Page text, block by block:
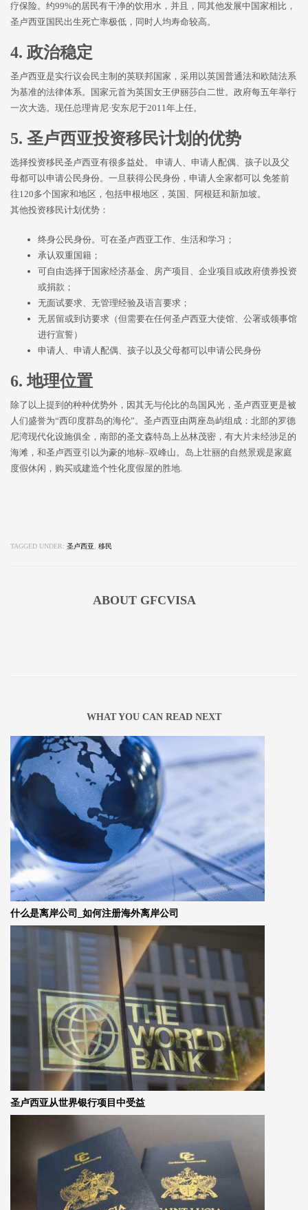
疗保险。约99%的居民有干净的饮用水，并且，同其他发展中国家相比，
圣卢西亚国民出生死亡率极低，同时人均寿命较高。
4. 政治稳定
圣卢西亚是实行议会民主制的英联邦国家，采用以英国普通法和欧陆法系
为基准的法律体系。国家元首为英国女王伊丽莎白二世。政府每五年举行
一次大选。现任总理肯尼·安东尼于2011年上任。
5. 圣卢西亚投资移民计划的优势
选择投资移民圣卢西亚有很多益处。 申请人、申请人配偶、孩子以及父
母都可以申请公民身份。一旦获得公民身份，申请人全家都可以 免签前
往120多个国家和地区，包括申根地区，英国、阿根廷和新加坡。
其他投资移民计划优势：
终身公民身份。可在圣卢西亚工作、生活和学习；
承认双重国籍；
可自由选择于国家经济基金、房产项目、企业项目或政府债券投资
或捐款；
无面试要求、无管理经验及语言要求；
无居留或到访要求（但需要在任何圣卢西亚大使馆、公署或领事馆
进行宣誓）
申请人、申请人配偶、孩子以及父母都可以申请公民身份
6. 地理位置
除了以上提到的种种优势外，因其无与伦比的岛国风光，圣卢西亚更是被
人们盛誉为“西印度群岛的海伦”。圣卢西亚由两座岛屿组成：北部的罗德
尼湾现代化设施俱全，南部的圣文森特岛上丛林茂密，有大片未经涉足的
海滩，和圣卢西亚引以为豪的地标–双峰山。岛上壮丽的自然景观是家庭
度假休闲，购买或建造个性化度假屋的胜地.
TAGGED UNDER: 圣卢西亚 移民
ABOUT GFCVISA
WHAT YOU CAN READ NEXT
什么是离岸公司_如何注册海外离岸公司
圣卢西亚从世界银行项目中受益